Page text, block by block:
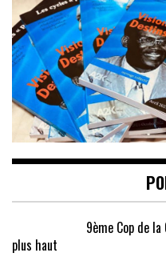
9ème Cop de
plus haut